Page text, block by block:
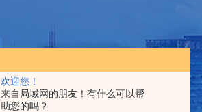
欢迎您！
来自局域网的朋友！有什么可以帮
助您的吗？